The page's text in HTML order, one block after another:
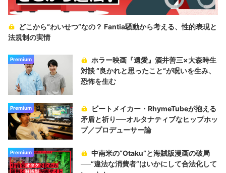
どこから“わいせつ”なの？ Fantia騒動から考える、性的表現と
法規制の実情
Premium
ホラー映画『遺愛』酒井善三×大森時生
対談 “良かれと思ったこと“が呪いを生み、
恐怖を生む
Premium
ビートメイカー・RhymeTubeが抱える
矛盾と祈り──オルタナティブなヒップホッ
プ／プロデューサー論
Premium
中南米の“Otaku”と海賊版漫画の破局
──“違法な消費者”はいかにして合法化して